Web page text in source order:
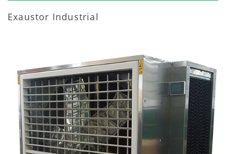
Exaustor Industrial